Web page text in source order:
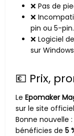
❌ Pas de
❌
pin ou 5-pin.
❌ Logiciel
sur
💶 Prix,
LeEpomaker
sur le site
Bonne nouvelle
bénéficies de5